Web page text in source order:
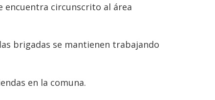
encuentra circunscrito al área
brigadas se mantienen trabajando
en la comuna.